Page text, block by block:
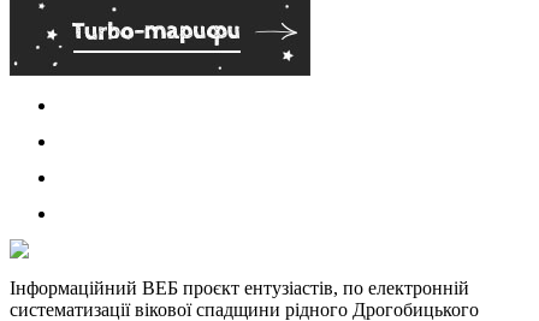
Інформаційний ВЕБ проєкт ентузіастів, по електронній
систематизації вікової спадщини рідного Дрогобицького